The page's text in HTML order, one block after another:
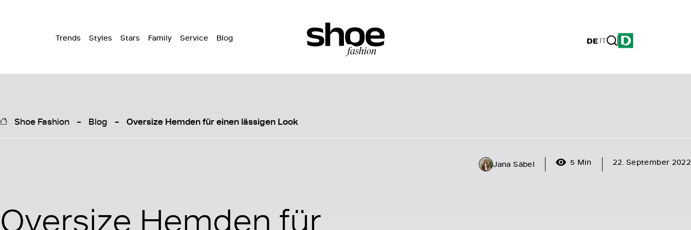
Trends Styles Stars Family Service Blog DE|IT
Shoe Fashion Blog Oversize Hemden für einen lässigen Look
Jana Säbel 5 Min 22. September 2022
Oversize Hemden für